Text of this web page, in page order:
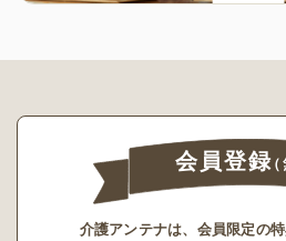
会員登録（
介護アンテナは、会員限定の